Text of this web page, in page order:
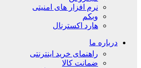
نرم افزار های امنیتی
وبکم
هارد اکسترنال
درباره ما
راهنمای خرید اینترنتی
ضمانت کالا